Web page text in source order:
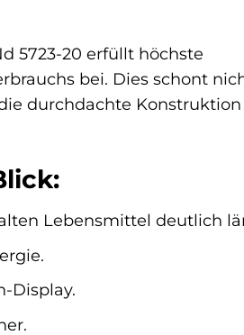
5723-20 erfüllt höchste
bei. Dies schont
durchdachte
Lebensmittel deutlich
Display.